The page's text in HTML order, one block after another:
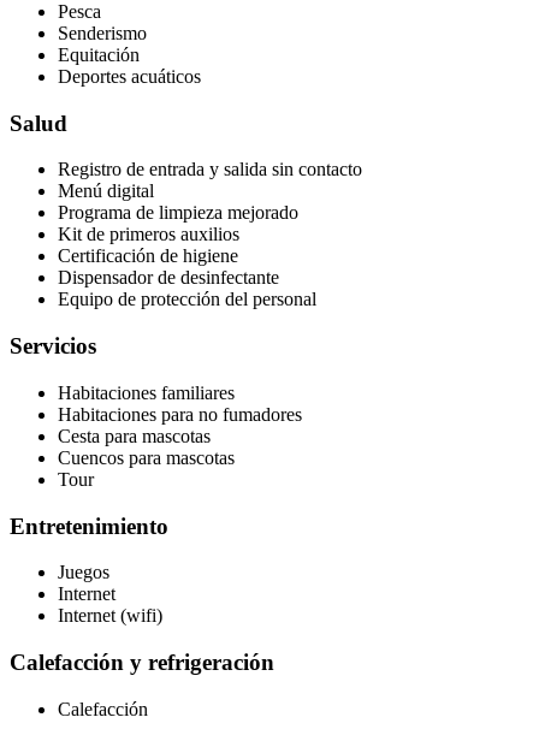
Pesca
Senderismo
Equitación
Deportes acuáticos
Salud
Registro de entrada y salida sin contacto
Menú digital
Programa de limpieza mejorado
Kit de primeros auxilios
Certificación de higiene
Dispensador de desinfectante
Equipo de protección del personal
Servicios
Habitaciones familiares
Habitaciones para no fumadores
Cesta para mascotas
Cuencos para mascotas
Tour
Entretenimiento
Juegos
Internet
Internet (wifi)
Calefacción y refrigeración
Calefacción